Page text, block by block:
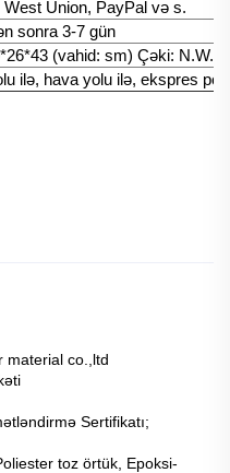
West Union, PayPal və s.
sonra 3-7 gün
(vahid: sm) Çəki: N.W.
ilə, hava yolu ilə, ekspres
material co.,ltd
Sertifikatı;
toz örtük, Epoksi-